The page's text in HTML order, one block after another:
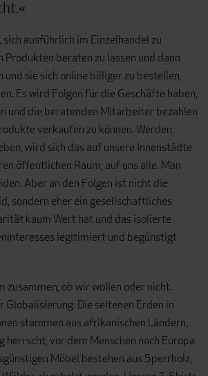
sich ausführlich im Einzelhandel zu
beraten zu lassen und dann
und sie sich online billiger zu bestellen,
Es wird Folgen für die Geschäfte haben,
und die beratenden Mitarbeiter bezahlen
verkaufen zu können. Werden
wird sich das auf unsere Innenstädte
öffentlichen Raum, auf uns alle. Man
Aber an den Folgen ist nicht die
sondern eher ein gesellschaftliches
kaum Wert hat und das isolierte
legitimiert und begünstigt
zusammen, ob wir wollen oder nicht.
Globalisierung. Die seltenen Erden in
stammen aus afrikanischen Ländern,
herrscht, vor dem Menschen nach Europa
Möbel bestehen aus Sperrholz,